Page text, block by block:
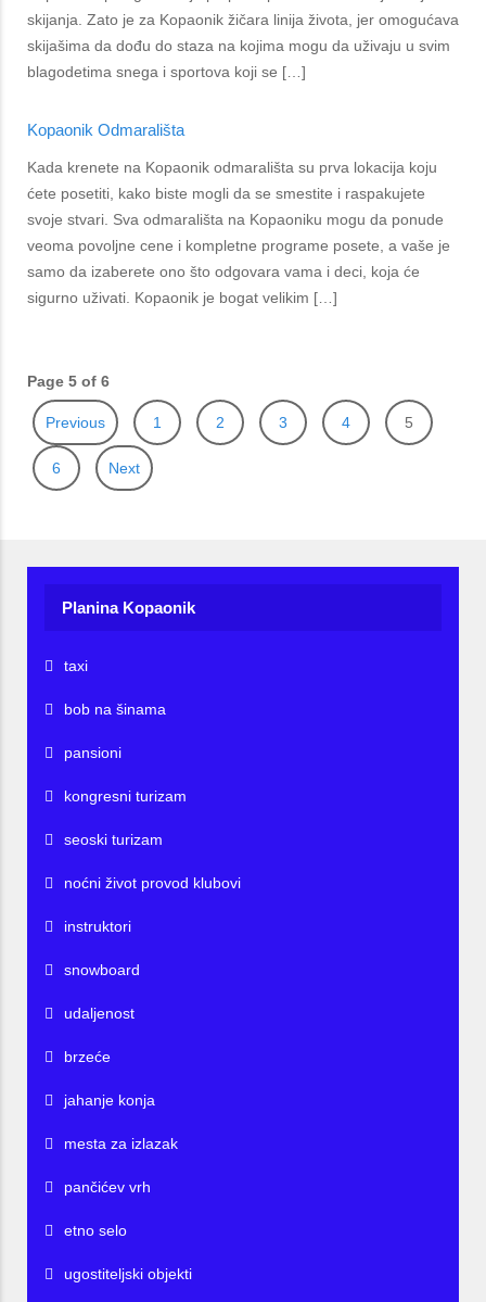
skijanja. Zato je za Kopaonik žičara linija života, jer omogućava
skijašima da dođu do staza na kojima mogu da uživaju u svim
blagodetima snega i sportova koji se […]
Kopaonik Odmarališta
Kada krenete na Kopaonik odmarališta su prva lokacija koju
ćete posetiti, kako biste mogli da se smestite i raspakujete
svoje stvari. Sva odmarališta na Kopaoniku mogu da ponude
veoma povoljne cene i kompletne programe posete, a vaše je
samo da izaberete ono što odgovara vama i deci, koja će
sigurno uživati. Kopaonik je bogat velikim […]
Page 5 of 6
Previous 1 2 3 4 5
6 Next
Planina Kopaonik
taxi
bob na šinama
pansioni
kongresni turizam
seoski turizam
noćni život provod klubovi
instruktori
snowboard
udaljenost
brzeće
jahanje konja
mesta za izlazak
pančićev vrh
etno selo
ugostiteljski objekti